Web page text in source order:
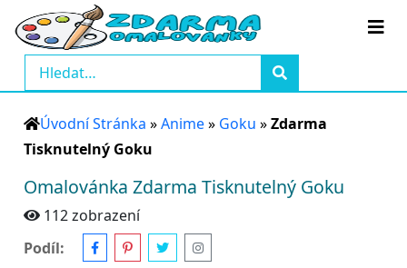
Úvodní Stránka »Anime» Goku »Zdarma
Tisknutelný Goku
Omalovánka Zdarma Tisknutelný Goku
112 zobrazení
Podíl: